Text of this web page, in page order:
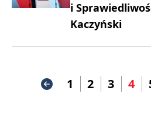
i
Kaczyński
1 2 3 4